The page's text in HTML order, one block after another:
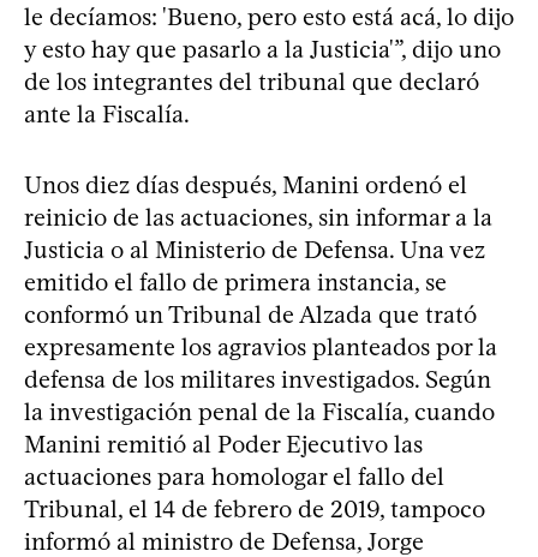
le decíamos: 'Bueno, pero esto está acá, lo dijo
y esto hay que pasarlo a la Justicia'”, dijo uno
de los integrantes del tribunal que declaró
ante la Fiscalía.
Unos diez días después, Manini ordenó el
reinicio de las actuaciones, sin informar a la
Justicia o al Ministerio de Defensa. Una vez
emitido el fallo de primera instancia, se
conformó un Tribunal de Alzada que trató
expresamente los agravios planteados por la
defensa de los militares investigados. Según
la investigación penal de la Fiscalía, cuando
Manini remitió al Poder Ejecutivo las
actuaciones para homologar el fallo del
Tribunal, el 14 de febrero de 2019, tampoco
informó al ministro de Defensa, Jorge